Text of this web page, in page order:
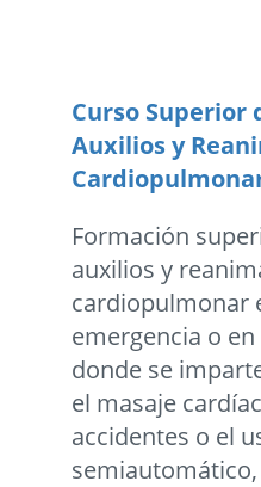
Curso Superior
Auxilios y
Formación
auxilios y
cardiopulmonar
emergencia o
donde se
el masaje
accidentes o el